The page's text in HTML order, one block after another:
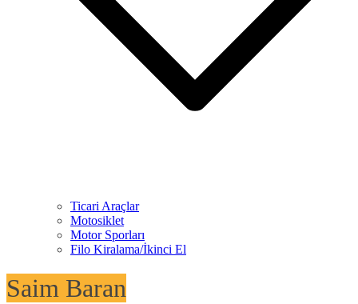
Ticari Araçlar
Motosiklet
Motor Sporları
Filo Kiralama/İkinci El
Saim Baran